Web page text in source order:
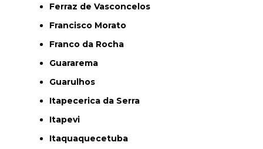
Ferraz de Vasconcelos
Francisco Morato
Franco da Rocha
Guararema
Guarulhos
Itapecerica da Serra
Itapevi
Itaquaquecetuba